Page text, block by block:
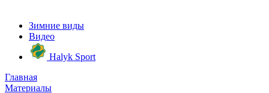
Зимние виды
Видео
Halyk Sport
Главная
Материалы